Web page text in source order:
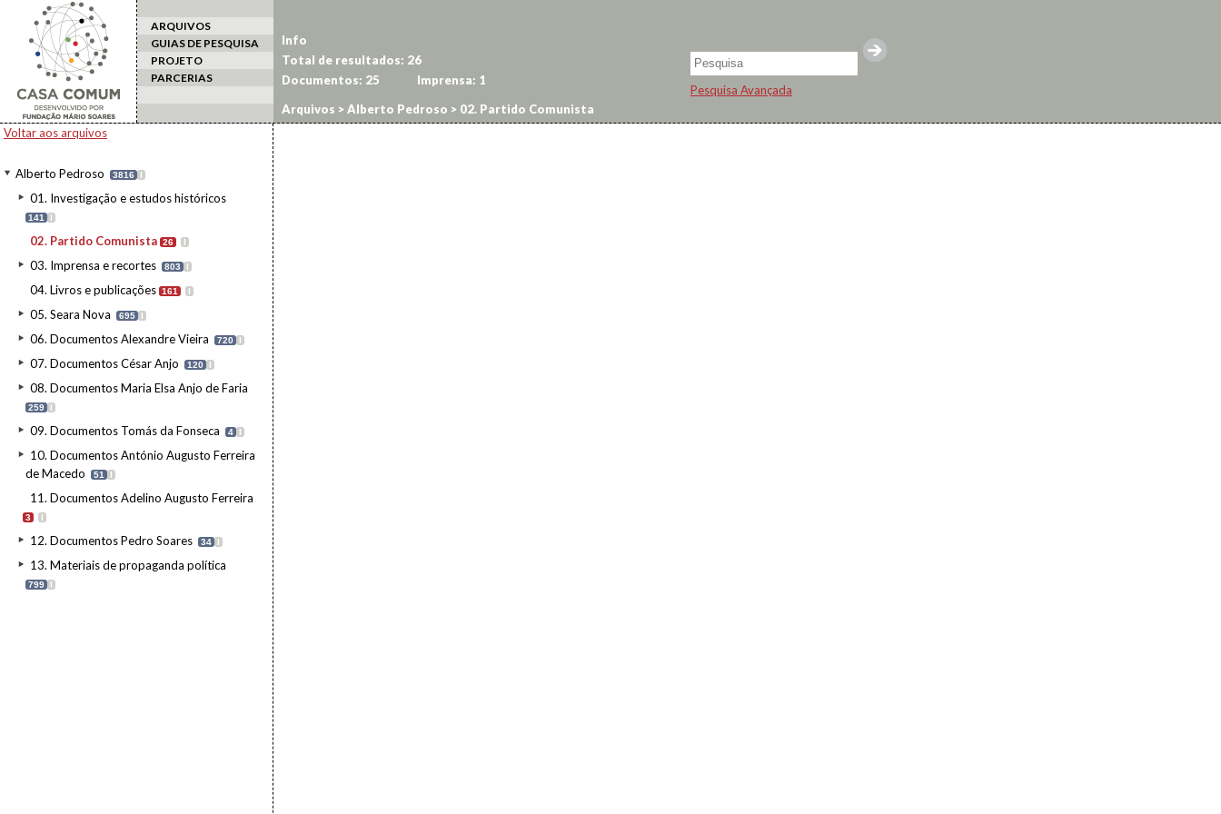
ARQUIVOS
GUIAS DE PESQUISA
PROJETO
PARCERIAS
Pesquisa Avançada
Voltar aos arquivos
Alberto Pedroso 3816 I
01. Investigação e estudos históricos
141 I
02. Partido Comunista 26 I
03. Imprensa e recortes 803 I
04. Livros e publicações 161 I
05. Seara Nova 695 I
06. Documentos Alexandre Vieira 720 I
07. Documentos César Anjo 120 I
08. Documentos Maria Elsa Anjo de Faria
259 I
09. Documentos Tomás da Fonseca 4 I
10. Documentos António Augusto Ferreira
de Macedo
51 I
11. Documentos Adelino Augusto Ferreira
3 I
12. Documentos Pedro Soares 34 I
13. Materiais de propaganda política
799 I
Info
Total de resultados: 26
Documentos: 25 Imprensa: 1
Arquivos >Alberto Pedroso > 02. Partido Comunista